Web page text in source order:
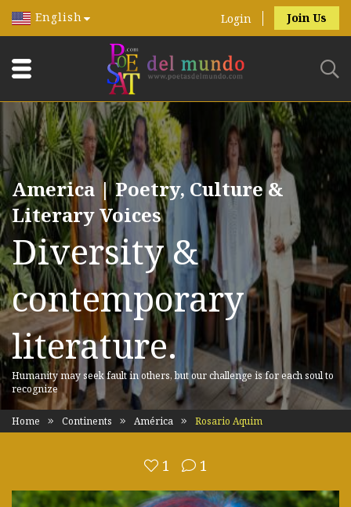
English Login Join Us
America | Poetry, Culture &
Literary Voices
Diversity &
contemporary
literature.
Humanity may seek fault in others, but our challenge is for each soul to
recognize
Home Continents América Rosario Aquim
1 1